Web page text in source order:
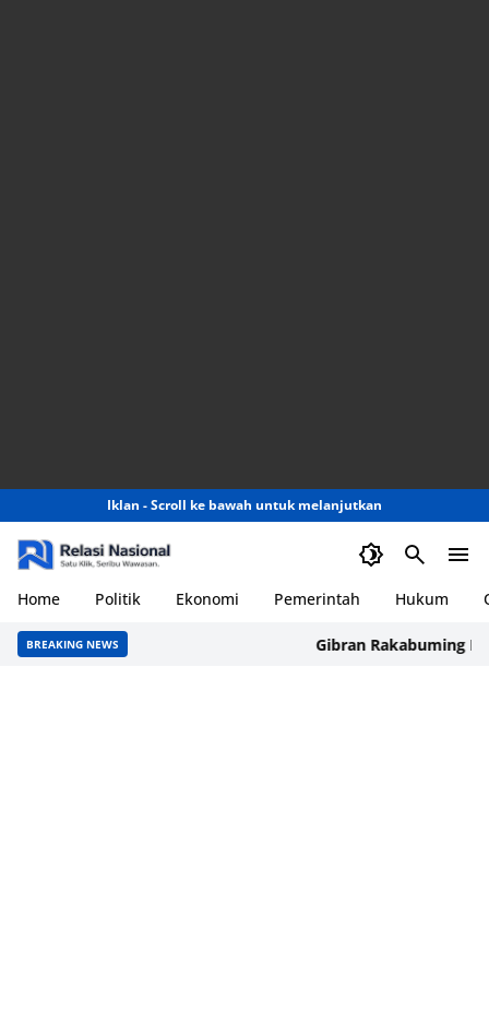
Iklan - Scroll ke bawah untuk melanjutkan
Home Politik Ekonomi Pemerintah Hukum
BREAKING NEWS Gibran Rakabuming Raka